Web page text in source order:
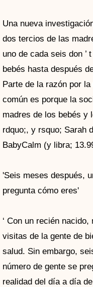
Una nueva
dos tercios de las
uno de cada seis don ’
bebés hasta después
Parte de la razón por
común es porque la
madres de los bebés y
rdquo;, y rsquo; Sarah
BabyCalm (y libra;
'Seis meses después,
pregunta cómo eres'
‘ Con un recién
visitas de la gente de
salud. Sin embargo,
número de gente se
realidad del día a día